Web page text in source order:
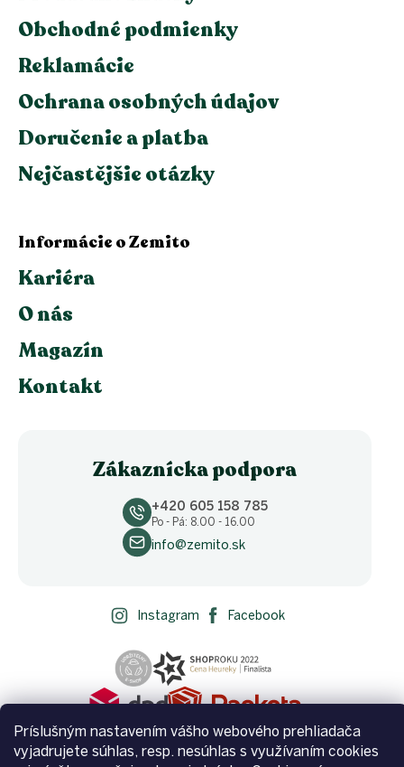
Príslušným nastavením vášho webového prehliadača
vyjadrujete súhlas, resp. nesúhlas s využívaním cookies
Obchodné podmienky
Reklamácie
Ochrana osobných údajov
Doručenie a platba
Nejčastějšie otázky
Informácie o Zemito
Kariéra
O nás
Magazín
Kontakt
Zákaznícka podpora
+420 605 158 785
Po - Pá: 8.00 - 16.00
info@zemito.sk
Instagram Facebook